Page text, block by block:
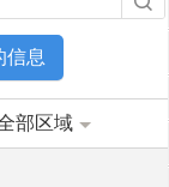
信息
部区域